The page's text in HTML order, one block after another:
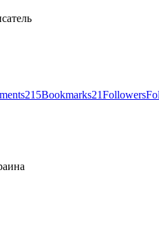
215Bookmarks21Followers